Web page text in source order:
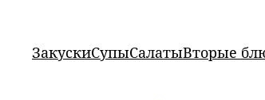
ЗакускиСупыСалатыВторые